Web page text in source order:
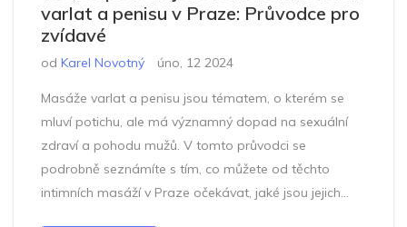
varlat a penisu v Praze: Průvodce pro
zvídavé
od Karel Novotný úno, 12 2024
Masáže varlat a penisu jsou tématem, o kterém se
mluví potichu, ale má významný dopad na sexuální
zdraví a pohodu mužů. V tomto průvodci se
podrobně seznámíte s tím, co můžete od těchto
intimních masáží v Praze očekávat, jaké jsou jejich